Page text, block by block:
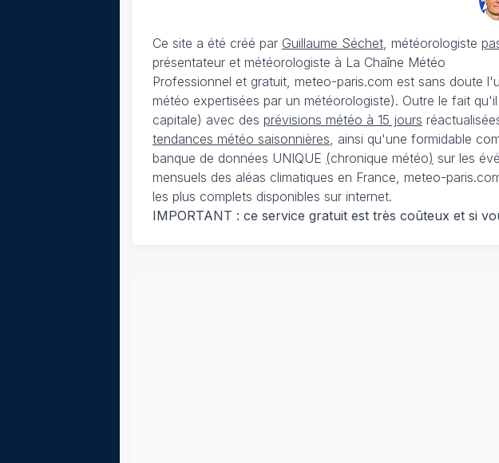
Ce site a été créé par Guillaume Séchet , météorologiste
présentateur et météorologiste à La Chaîne Météo
Professionnel et gratuit, meteo-paris.com est sans doute
météo expertisées par un météorologiste). Outre le fait
capitale) avec des prévisions météo à 15 jours
tendances météo saisonnières , ainsi qu'une formidable
banque de données UNIQUE (chronique météo) sur les
mensuels des aléas climatiques en France, meteo-
les plus complets disponibles sur internet.
IMPORTANT : ce service gratuit est très coûteux et si